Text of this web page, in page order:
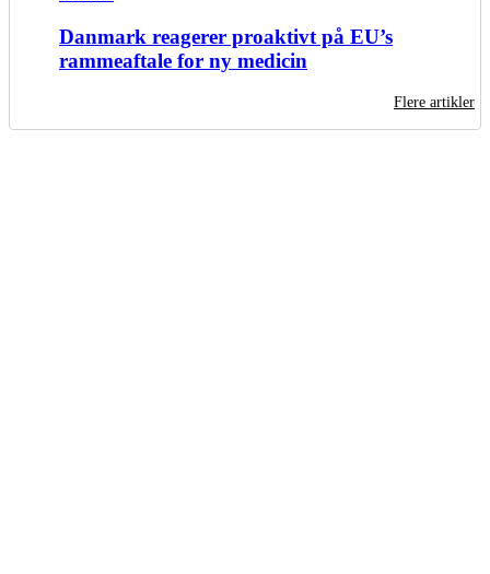
Danmark reagerer proaktivt på EU’s
rammeaftale for ny medicin
Flere artikler